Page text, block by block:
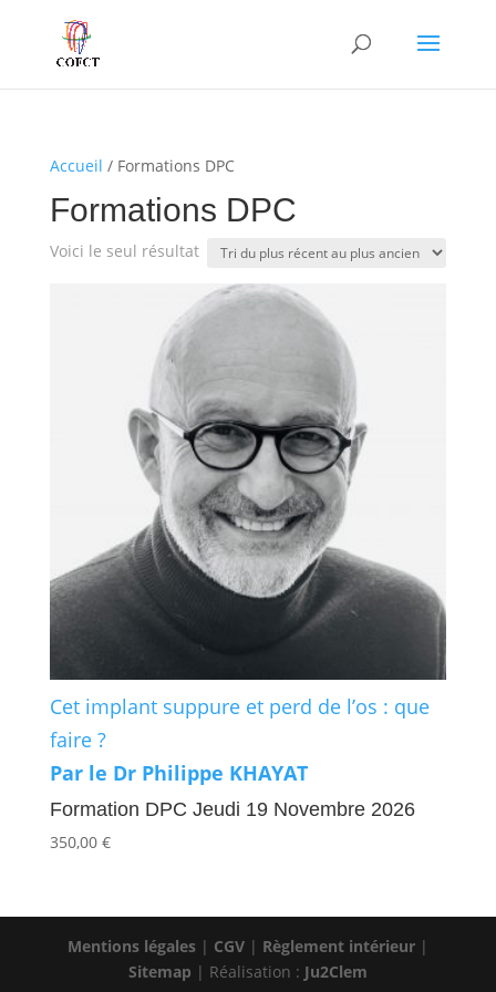
Accueil / Formations DPC
Formations DPC
Voici le seul résultat
Cet implant suppure et perd de l’os : que
faire ?
Par le Dr Philippe KHAYAT
Formation DPC Jeudi 19 Novembre 2026
350,00 €
Mentions légales| CGV| Règlement intérieur|
Sitemap | Réalisation : Ju2Clem